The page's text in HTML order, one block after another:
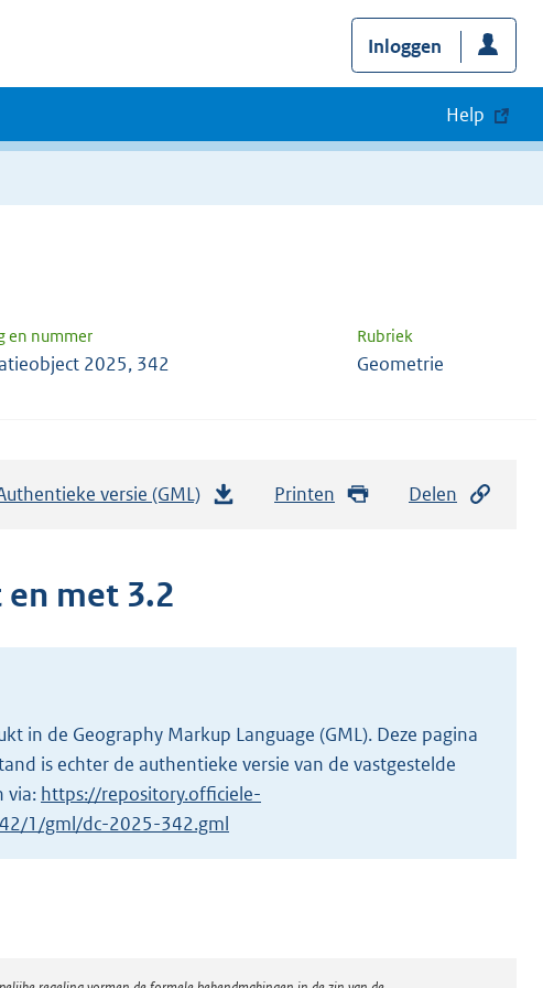
Inloggen
Help
en nummer Rubriek
2025, 342 Geometrie
versie (GML)
n
g
r
o
o
Printen Delen
met 3.2
in de Geography Markup Language (GML). Deze pagina
is echter de authentieke versie van de vastgestelde
via: https://repository.officiele-
1/gml/dc-2025-342.gml